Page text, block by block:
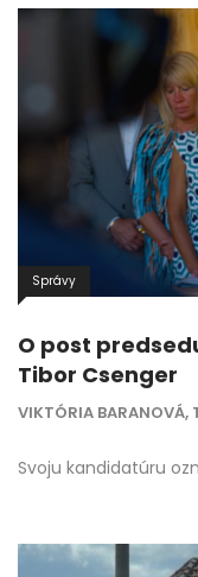
Správy
O post
Tibor Csenger
VIKTÓRIA BARANOVÁ,
Svoju kandidatúru